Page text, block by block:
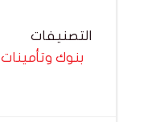
التصنيفات
بنوك وتأمينات